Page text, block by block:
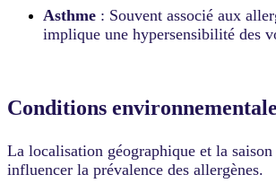
Asthme : Souvent associé aux
implique une hypersensibilité des
Conditions
La localisation géographique et la saison
influencer la prévalence des allergènes.